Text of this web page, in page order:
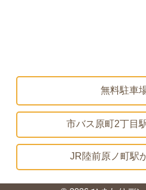
無料駐車
市バス原町2丁目
JR陸前原ノ町駅